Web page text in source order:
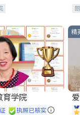
育学院
执照已核实
精